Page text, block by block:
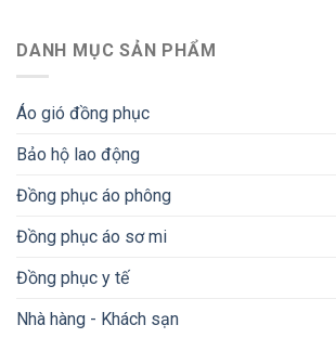
DANH MỤC SẢN PHẨM
Áo gió đồng phục
Bảo hộ lao động
Đồng phục áo phông
Đồng phục áo sơ mi
Đồng phục y tế
Nhà hàng - Khách sạn